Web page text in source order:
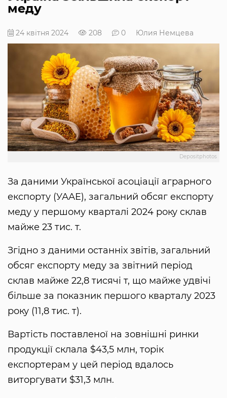
меду
24 квітня 2024 208 0 Юлия Немцева
Depositphotos
За даними Української асоціації аграрного
експорту (УААЕ), загальний обсяг експорту
меду у першому кварталі 2024 року склав
майже 23 тис. т.
Згідно з даними останніх звітів, загальний
обсяг експорту меду за звітний період
склав майже 22,8 тисячі т, що майже удвічі
більше за показник першого кварталу 2023
року (11,8 тис. т).
Вартість поставленої на зовнішні ринки
продукції склала $43,5 млн, торік
експортерам у цей період вдалось
виторгувати $31,3 млн.